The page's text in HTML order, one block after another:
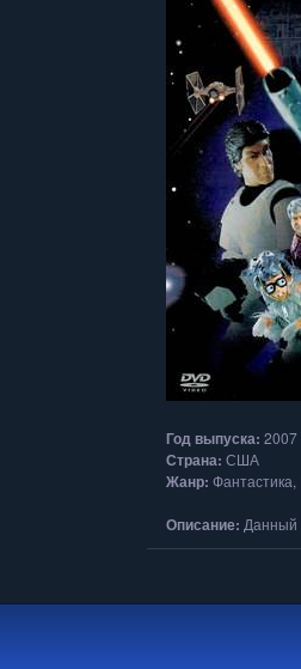
Год выпуска: 2007
Страна: США
Жанр:
Описание: Данный